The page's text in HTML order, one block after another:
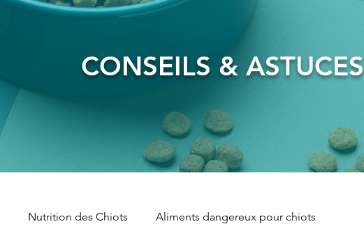
CONSEILS & ASTUCES
Nutrition des Chiots Aliments dangereux pour chiots